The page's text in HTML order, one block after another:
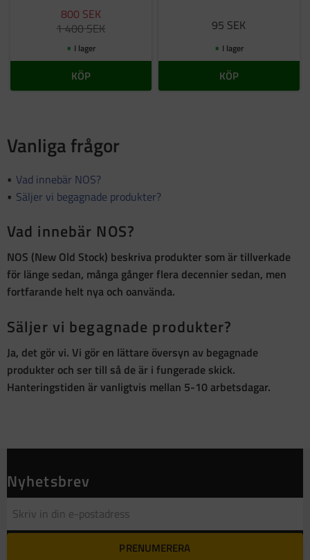
800 SEK
1 400SEK
I lager
KÖP
95 SEK
I lager
KÖP
Vanliga frågor
Vad innebär NOS?
Säljer vi begagnade produkter?
Vad innebär NOS?
NOS (New Old Stock) beskriva produkter som ärtillverkade
för länge sedan, många gånger flera decennier sedan, men
fortfarande helt nya och oanvända.
Säljer vi begagnade produkter?
Ja, det gör vi. Vi gör en lättare översyn av begagnade
produkter och ser till så de är i fungerade skick.
Hanteringstiden är vanligtvis mellan 5-10 arbetsdagar.
Nyhetsbrev
PRENUMERERA